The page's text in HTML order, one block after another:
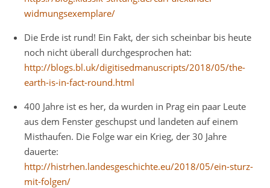
widmungsexemplare/
Die Erde ist rund! Ein Fakt, der sich scheinbar bis heute
noch nicht überall durchgesprochen hat:
http://blogs.bl.uk/digitisedmanuscripts/2018/05/the-
earth-is-in-fact-round.html
400 Jahre ist es her, da wurden in Prag ein paar Leute
aus dem Fenster geschupst und landeten auf einem
Misthaufen. Die Folge war ein Krieg, der 30 Jahre
dauerte:
http://histrhen.landesgeschichte.eu/2018/05/ein-sturz-
mit-folgen/